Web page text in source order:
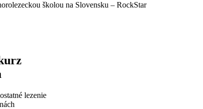
školou na Slovensku – RockStar
lezenie